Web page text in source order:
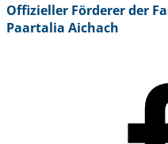
Offizieller Förderer der
Paartalia Aichach